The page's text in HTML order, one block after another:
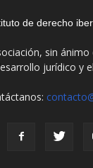
sin
jurídico y